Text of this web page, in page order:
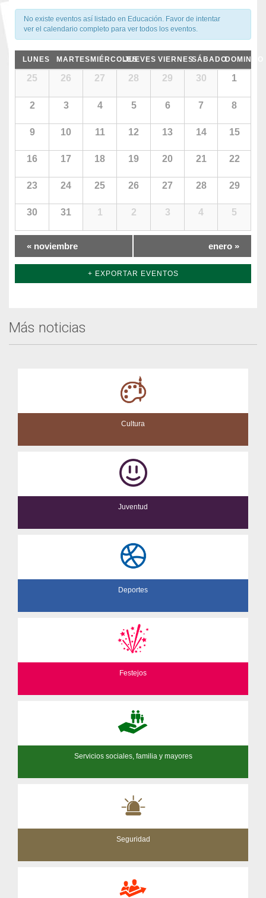
de
Eventos
No existe eventos así listado en Educación. Favor de intentar
ver el calendario completo para ver todos los eventos.
Calendario
de
Eventos
Calendario
LUNES MARTES MIÉRCOLESJUEVES VIERNESSÁBADODOMINGO
25 26 27 28 29 30 1
2 3 4 5 6 7 8
9 10 11 12 13 14 15
16 17 18 19 20 21 22
23 24 25 26 27 28 29
30 31 1 2 3 4 5
« noviembre enero »
+ EXPORTAR EVENTOS
Más noticias
Cultura
Juventud
Deportes
Festejos
Servicios sociales, familia y mayores
Seguridad